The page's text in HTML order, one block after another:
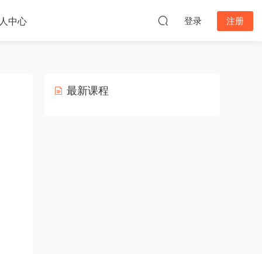
中心 登录 注册
最新课程